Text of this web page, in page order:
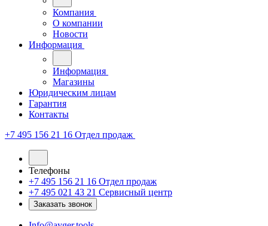
Компания
О компании
Новости
Информация
Информация
Магазины
Юридическим лицам
Гарантия
Контакты
+7 495 156 21 16 Отдел продаж
Телефоны
+7 495 156 21 16 Отдел продаж
+7 495 021 43 21 Cервисный центр
Заказать звонок